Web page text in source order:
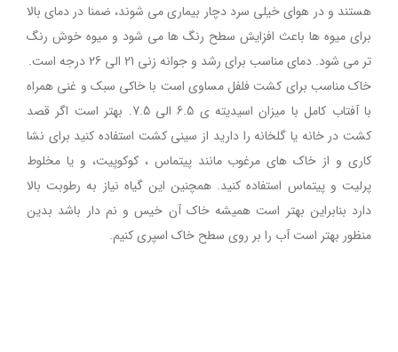
هستند و در هوای خیلی سرد دچار بیماری می شوند، ضمنا در دمای بالا
برای میوه ها باعث افزایش سطح رنگ ها می شود و میوه خوش رنگ
تر می شود. دمای مناسب برای رشد و جوانه زنی 21 الی 26 درجه است.
خاک مناسب برای کشت فلفل مساوی است با خاکی سبک و غنی همراه
با آفتاب کامل با میزان اسیدیته ی 6.5 الی 7.5. بهتر است اگر قصد
کشت در خانه یا گلخانه را دارید از سینی کشت استفاده کنید برای نشا
کاری و از خاک های مرغوب مانند پیتماس ، کوکوپیت، و یا مخلوط
پرلیت و پیتماس استفاده کنید. همچنین این گیاه نیاز به رطوبت بالا
دارد بنابراین بهتر است همیشه خاک آن خیس و نم دار باشد بدین
منظور بهتر است آب را بر روی سطح خاک اسپری کنیم.